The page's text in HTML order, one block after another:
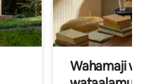
Wahamaji